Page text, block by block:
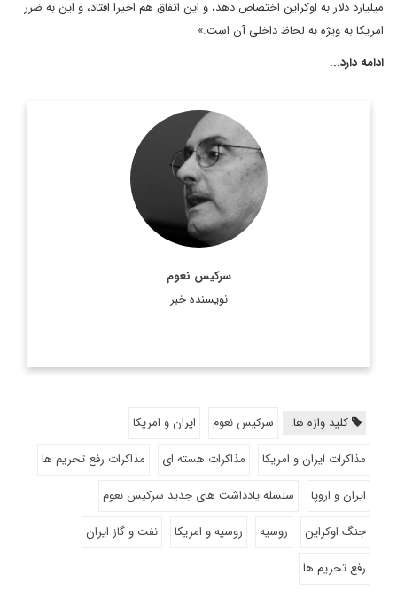
میلیارد دلار به اوکراین اختصاص دهد، و این اتفاق هم اخیرا افتاد، و این به ضرر
امریکا به ویژه به لحاظ داخلی آن است.»
ادامه دارد...
سرکیس نعوم
نویسنده خبر
سركيس نعوم، نويسنده و روزنامه نگار مشهور لبناني ويكي از ستون
نويسان روزنامه النهار است. وی در سال 2011 جایزه جهانی جبران
خلیل جبران را در استرالیا دریافت کرد. ...
اطلاعات بیشتر
کلید واژه ها: سرکیس نعوم
ایران و امریکا
مذاکرات ایران و امریکا
مذاکرات هسته ای
مذاکرات رفع تحریم ها
ایران و اروپا
سلسله یادداشت های جدید سرکیس نعوم
جنگ اوکراین
روسیه روسیه و امریکا
نفت و گاز ایران
رفع تحریم ها